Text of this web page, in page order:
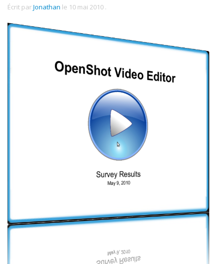
Écrit parJonathan le 10 mai 2010 .